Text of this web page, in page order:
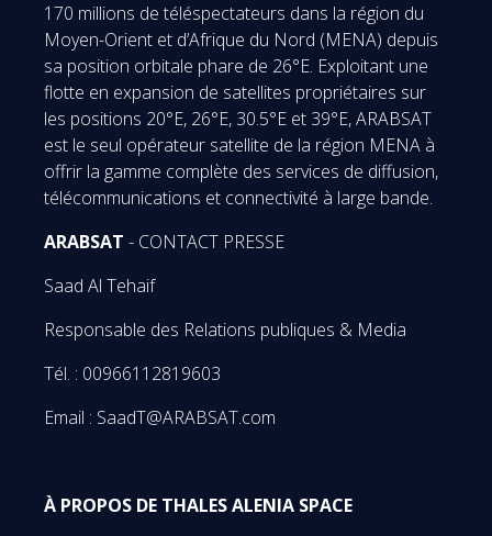
170 millions de téléspectateurs dans la région du
Moyen-Orient et d’Afrique du Nord (MENA) depuis
sa position orbitale phare de 26°E. Exploitant une
flotte en expansion de satellites propriétaires sur
les positions 20°E, 26°E, 30.5°E et 39°E, ARABSAT
est le seul opérateur satellite de la région MENA à
offrir la gamme complète des services de diffusion,
télécommunications et connectivité à large bande.
ARABSAT - CONTACT PRESSE
Saad Al Tehaif
Responsable des Relations publiques & Media
Tél. : 00966112819603
Email : SaadT@ARABSAT.com
À PROPOS DE THALES ALENIA SPACE